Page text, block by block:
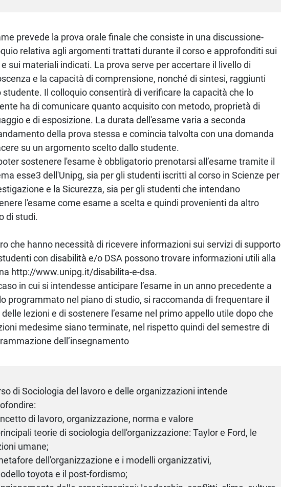
prevede la prova orale finale che consiste in una discussione-
relativa agli argomenti trattati durante il corso e approfonditi sui
sui materiali indicati. La prova serve per accertare il livello di
e la capacità di comprensione, nonché di sintesi, raggiunti
studente. Il colloquio consentirà di verificare la capacità che lo
ha di comunicare quanto acquisito con metodo, proprietà di
e di esposizione. La durata dell'esame varia a seconda
della prova stessa e comincia talvolta con una domanda
su un argomento scelto dallo studente.
sostenere l'esame è obbligatorio prenotarsi all’esame tramite il
esse3 dell'Unipg, sia per gli studenti iscritti al corso in Scienze per
e la Sicurezza, sia per gli studenti che intendano
l'esame come esame a scelta e quindi provenienti da altro
di studi.
che hanno necessità di ricevere informazioni sui servizi di supporto
con disabilità e/o DSA possono trovare informazioni utili alla
http://www.unipg.it/disabilita-e-dsa.
in cui si intendesse anticipare l’esame in un anno precedente a
programmato nel piano di studio, si raccomanda di frequentare il
lezioni e di sostenere l’esame nel primo appello utile dopo che
medesime siano terminate, nel rispetto quindi del semestre di
dell’insegnamento
di Sociologia del lavoro e delle organizzazioni intende
di lavoro, organizzazione, norma e valore
teorie di sociologia dell'organizzazione: Taylor e Ford, le
umane;
dell'organizzazione e i modelli organizzativi,
toyota e il post-fordismo;